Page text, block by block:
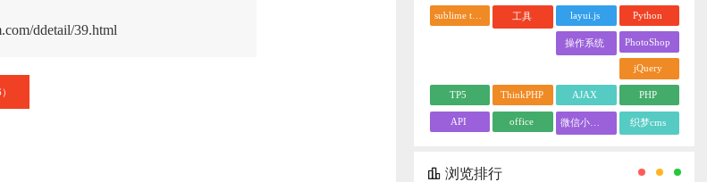
ddetail/39.html
）
sublime text 工具 layui.js Python
操作系统 PhotoShop
jQuery
TP5 ThinkPHP AJAX PHP
API office 微信小程序 织梦cms
浏览排行